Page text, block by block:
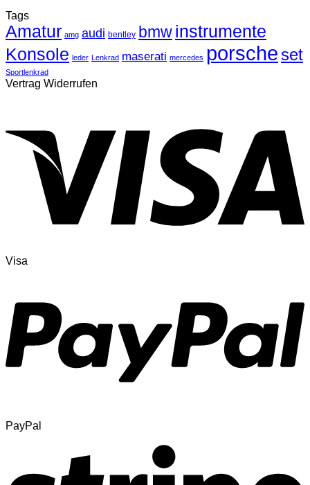
Tags
Amatur amg audi bentley bmwinstrumente
Konsole leder Lenkrad maserati mercedes porsche set
Sportlenkrad
Vertrag Widerrufen
Visa
PayPal